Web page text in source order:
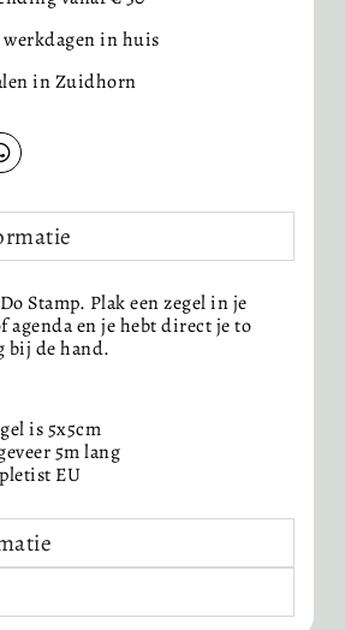
in huis
in Zuidhorn
Stamp. Plak een zegel in je
agenda en je hebt direct je to
bij de hand.
is 5x5cm
5m lang
EU